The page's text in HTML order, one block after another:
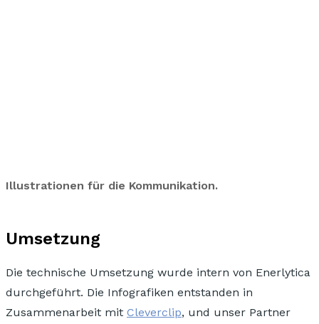
Illustrationen für die Kommunikation.
Umsetzung
Die technische Umsetzung wurde intern von Enerlytica
durchgeführt. Die Infografiken entstanden in
Zusammenarbeit mit Cleverclip, und unser Partner